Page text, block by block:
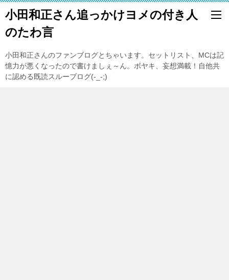
小田和正さん追っかけヨメの付き人
のたわ言
小田和正さんのファンブログとちゃいます。セットリスト、MCは記
憶力が悪くなったので書けましぇ～ん。ボヤキ、妄想満載！自他共
に認める既読スルーブログ(-_-;)